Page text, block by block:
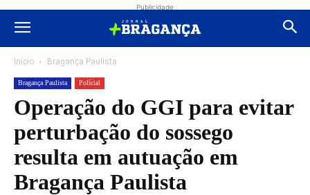
Publicidade
Início Bragança Paulista
Bragança Paulista Polícial
Operação do GGI para evitar
perturbação do sossego
resulta em autuação em
Bragança Paulista